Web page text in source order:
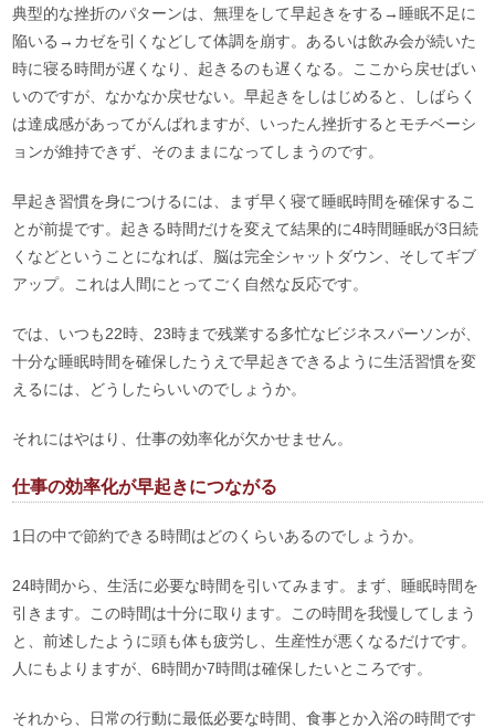
典型的な挫折のパターンは、無理をして早起きをする→睡眠不足に
陥いる→カゼを引くなどして体調を崩す。あるいは飲み会が続いた
時に寝る時間が遅くなり、起きるのも遅くなる。ここから戻せばい
いのですが、なかなか戻せない。早起きをしはじめると、しばらく
は達成感があってがんばれますが、いったん挫折するとモチベーシ
ョンが維持できず、そのままになってしまうのです。
早起き習慣を身につけるには、まず早く寝て睡眠時間を確保するこ
とが前提です。起きる時間だけを変えて結果的に4時間睡眠が3日続
くなどということになれば、脳は完全シャットダウン、そしてギブ
アップ。これは人間にとってごく自然な反応です。
では、いつも22時、23時まで残業する多忙なビジネスパーソンが、
十分な睡眠時間を確保したうえで早起きできるように生活習慣を変
えるには、どうしたらいいのでしょうか。
それにはやはり、仕事の効率化が欠かせません。
仕事の効率化が早起きにつながる
1日の中で節約できる時間はどのくらいあるのでしょうか。
24時間から、生活に必要な時間を引いてみます。まず、睡眠時間を
引きます。この時間は十分に取ります。この時間を我慢してしまう
と、前述したように頭も体も疲労し、生産性が悪くなるだけです。
人にもよりますが、6時間か7時間は確保したいところです。
それから、日常の行動に最低必要な時間、食事とか入浴の時間です